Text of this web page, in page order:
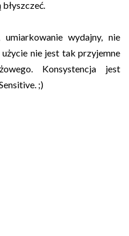
umiarkowanie wydajny, nie
nie jest tak przyjemne
Konsystencja jest
;)